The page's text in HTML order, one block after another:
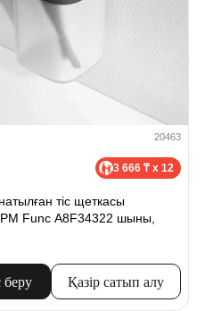
20463
3 666 ₸ x 12
тіс щеткасы
Func A8F34322 шыны,
Қазір сатып алу